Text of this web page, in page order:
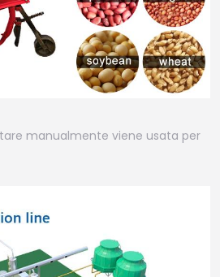
manualmente viene usata per